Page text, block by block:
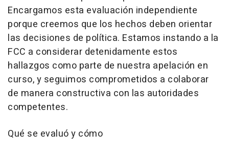
Encargamos esta evaluación independiente
porque creemos que los hechos deben orientar
las decisiones de política. Estamos instando a la
FCC a considerar detenidamente estos
hallazgos como parte de nuestra apelación en
curso, y seguimos comprometidos a colaborar
de manera constructiva con las autoridades
competentes.
Qué se evaluó y cómo